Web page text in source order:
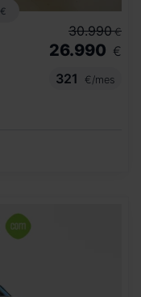
€
30.990 €
26.990 €
321
€/mes